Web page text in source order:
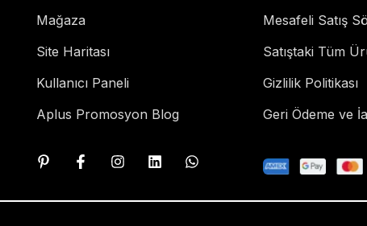
Mağaza
Site Haritası
Kullanıcı Paneli
Aplus Promosyon Blog
Mesafeli Satış
Satıştaki Tüm
Gizlilik Politikası
Geri Ödeme ve